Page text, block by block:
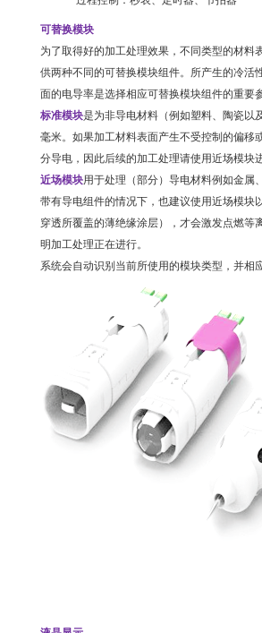
可替换模块
为了取得好的加工处理效果，不同类型的材
供两种不同的可替换模块组件。所产生的冷活
面的电导率是选择相应可替换模块组件的重要
标准模块是为非导电材料（例如塑料、陶瓷以
毫米。如果加工材料表面产生不受控制的偏移
分导电，因此后续的加工处理请使用近场模块
近场模块用于处理（部分）导电材料例如金属
带有导电组件的情况下，也建议使用近场模块
穿透所覆盖的薄绝缘涂层），才会激发点燃
明加工处理正在进行。
系统会自动识别当前所使用的模块类型，并相